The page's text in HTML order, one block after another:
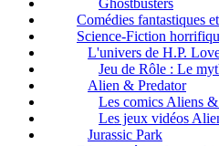
Ghostbusters
Comédies fantastiques
Science-Fiction
L'univers de H.P.
Jeu de Rôle : Le
Alien & Predator
Les comics Aliens
Les jeux vidéos
Jurassic Park